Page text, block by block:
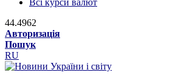
Всі курси валют
44.4962
Авторизація
Пошук
RU